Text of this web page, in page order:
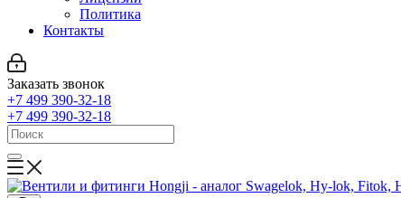
Политика
Контакты
Заказать звонок
+7 499 390-32-18
+7 499 390-32-18